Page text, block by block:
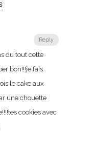
Reply
du tout cette
bon!!!je fais
le cake aux
une chouette
cookies avec